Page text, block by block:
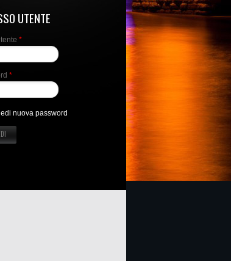
UTENTE
*
*
nuova password